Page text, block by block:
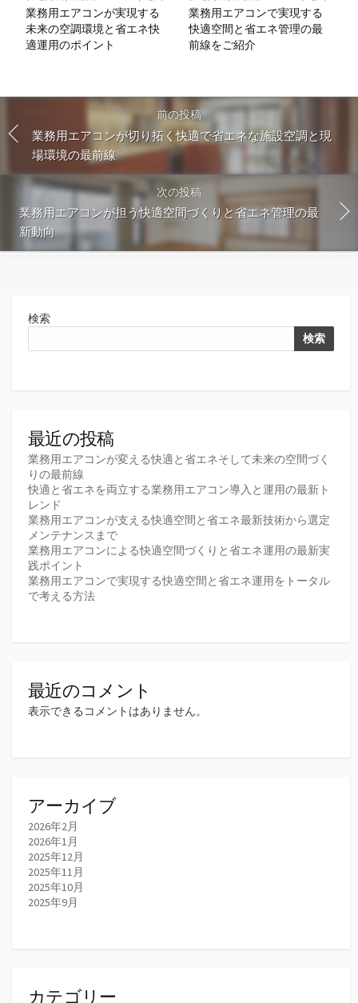
業務用エアコンが実現する
未来の空調環境と省エネ快
適運用のポイント
業務用エアコンで実現する
快適空間と省エネ管理の最
前線をご紹介
前の投稿
業務用エアコンが切り拓く快適で省エネな施設空調と現
場環境の最前線
次の投稿
業務用エアコンが担う快適空間づくりと省エネ管理の最
新動向
検索
検索
最近の投稿
業務用エアコンが変える快適と省エネそして未来の空間づく
りの最前線
快適と省エネを両立する業務用エアコン導入と運用の最新ト
レンド
業務用エアコンが支える快適空間と省エネ最新技術から選定
メンテナンスまで
業務用エアコンによる快適空間づくりと省エネ運用の最新実
践ポイント
業務用エアコンで実現する快適空間と省エネ運用をトータル
で考える方法
最近のコメント
表示できるコメントはありません。
アーカイブ
2026年2月
2026年1月
2025年12月
2025年11月
2025年10月
2025年9月
カテゴリー